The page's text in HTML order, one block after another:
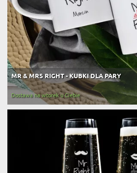
MR & MRS RIGHT - KUBKI DLA PARY
Dostawa na wtorek u Ciebie